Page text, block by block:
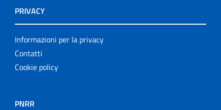
PRIVACY
Informazioni per la privacy
Contatti
Cookie policy
PNRR